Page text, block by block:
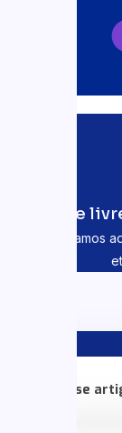
Se
Estamos
Nesse